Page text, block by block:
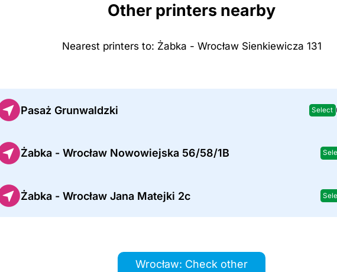
Other printers nearby
Nearest printers to: Żabka - Wrocław Sienkiewicza 131
Pasaż Grunwaldzki Select
Żabka - Wrocław Nowowiejska 56/58/1B
Żabka - Wrocław Jana Matejki 2c
Wrocław: Check other